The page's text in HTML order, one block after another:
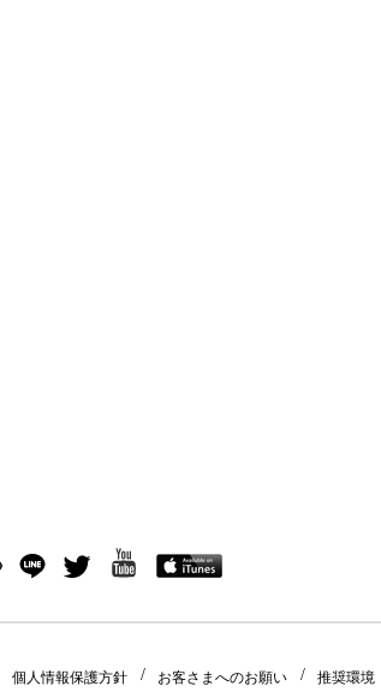
個人情報保護方針 お客さまへのお願い 推奨環境